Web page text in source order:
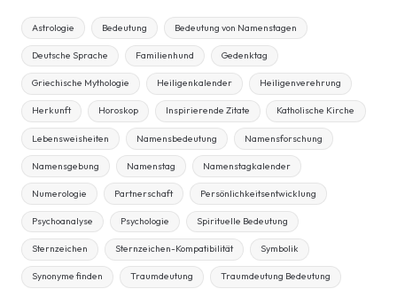
Astrologie Bedeutung Bedeutung von Namenstagen
Deutsche Sprache Familienhund Gedenktag
Griechische Mythologie Heiligenkalender Heiligenverehrung
Herkunft Horoskop Inspirierende Zitate Katholische Kirche
Lebensweisheiten Namensbedeutung Namensforschung
Namensgebung Namenstag Namenstagkalender
Numerologie Partnerschaft Persönlichkeitsentwicklung
Psychoanalyse Psychologie Spirituelle Bedeutung
Sternzeichen Sternzeichen-Kompatibilität Symbolik
Synonyme finden Traumdeutung Traumdeutung Bedeutung